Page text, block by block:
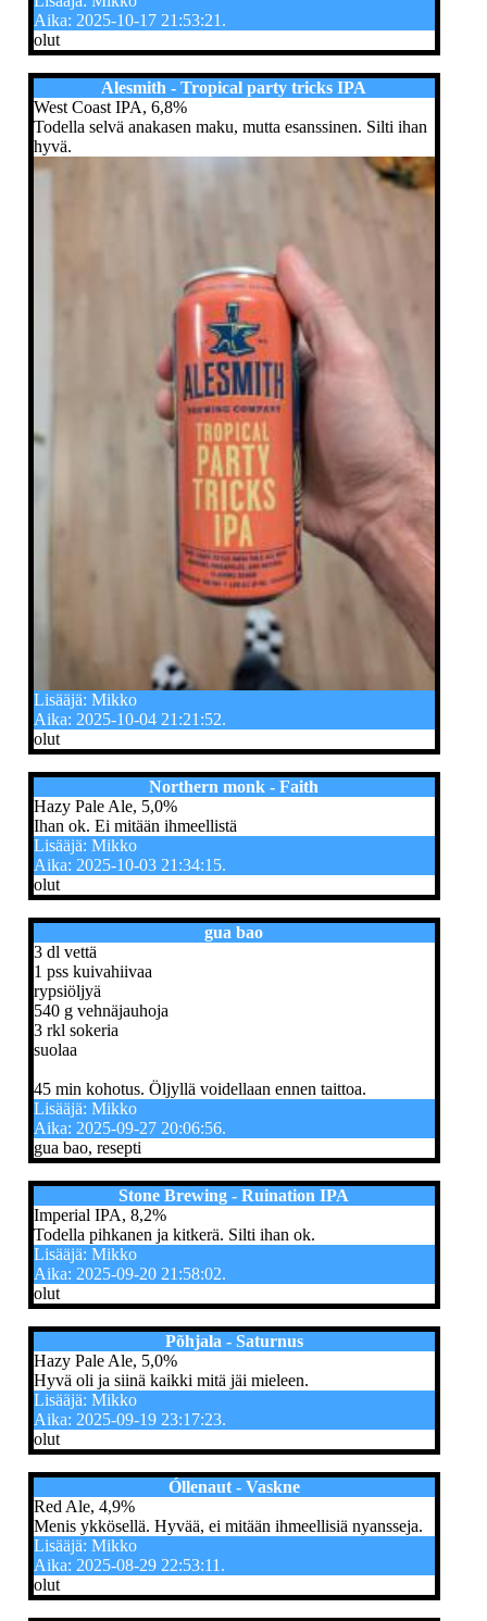
Aika: 2025-10-17 21:53:21.
olut
Alesmith - Tropical party tricks IPA
West Coast IPA, 6,8%
Todella selvä anakasen maku, mutta esanssinen. Silti ihan
hyvä.
Lisääjä: Mikko
Aika: 2025-10-04 21:21:52.
olut
Northern monk - Faith
Hazy Pale Ale, 5,0%
Ihan ok. Ei mitään ihmeellistä
Lisääjä: Mikko
Aika: 2025-10-03 21:34:15.
olut
gua bao
3 dl vettä
1 pss kuivahiivaa
rypsiöljyä
540 g vehnäjauhoja
3 rkl sokeria
suolaa
45 min kohotus. Öljyllä voidellaan ennen taittoa.
Lisääjä: Mikko
Aika: 2025-09-27 20:06:56.
gua bao, resepti
Stone Brewing - Ruination IPA
Imperial IPA, 8,2%
Todella pihkanen ja kitkerä. Silti ihan ok.
Lisääjä: Mikko
Aika: 2025-09-20 21:58:02.
olut
Põhjala - Saturnus
Hazy Pale Ale, 5,0%
Hyvä oli ja siinä kaikki mitä jäi mieleen.
Lisääjä: Mikko
Aika: 2025-09-19 23:17:23.
olut
Óllenaut - Vaskne
Red Ale, 4,9%
Menis ykkösellä. Hyvää, ei mitään ihmeellisiä nyansseja.
Lisääjä: Mikko
Aika: 2025-08-29 22:53:11.
olut